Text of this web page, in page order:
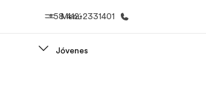
Menú
+58 412-2331401
Jóvenes